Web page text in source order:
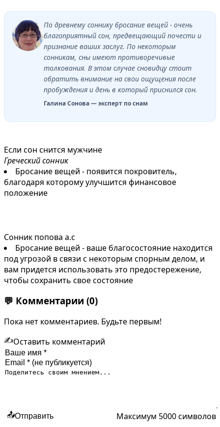
По древнему соннику бросание вещей - очень
благоприятный сон, предвещающий почести и
признание ваших заслуг. По некоторым
сонникам, сны имеют противоречивые
толкования. В этом случае сновидцу стоит
обратить внимание на свои ощущения после
пробуждения и день в который приснился сон.
Галина Сонова — эксперт по снам
Если сон снится мужчине
Греческий сонник
Бросание вещей - появится покровитель,
благодаря которому улучшится финансовое
положение
Сонник попова а.с
Бросание вещей - ваше благосостояние находится
под угрозой в связи с некоторым спорным делом, и
вам придется использовать это предостережение,
чтобы сохранить свое состояние
💬 Комментарии (0)
Пока нет комментариев. Будьте первым!
✍️Оставить комментарий
📤Отправить Максимум 5000 символов